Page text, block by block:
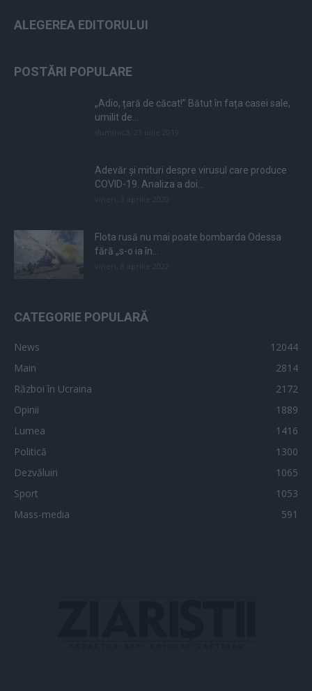
ALEGEREA EDITORULUI
POSTĂRI POPULARE
„Adio, țară de căcat!” Bătut în fața casei sale,
umilit de...
Adevăr și mituri despre virusul care produce
COVID-19. Analiza a doi...
Flota rusă nu mai poate bombarda Odessa
fără „s-o ia în...
CATEGORIE POPULARĂ
News
12044
Main
2814
Război în Ucraina
2172
Opinii
1889
Lumea
1416
Politică
1300
Dezvăluiri
1065
Sport
1053
Mass-media
591